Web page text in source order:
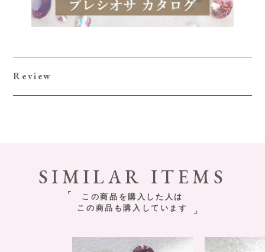
Review
SIMILAR ITEMS
この商品を購入した人は
この商品も購入しています